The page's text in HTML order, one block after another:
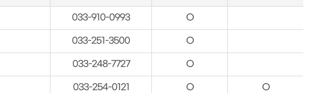
033-910-0993 O
033-251-3500 O
033-248-7727 O
033-254-0121 O O